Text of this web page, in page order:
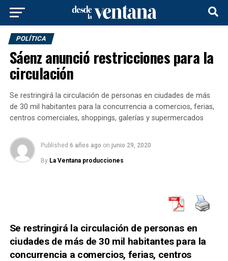
POLÍTICA
Sáenz anunció restricciones para la
circulación
Se restringirá la circulación de personas en ciudades de más
de 30 mil habitantes para la concurrencia a comercios, ferias,
centros comerciales, shoppings, galerías y supermercados
Published 6 años ago on junio 29, 2020
By La Ventana producciones
Se restringirá la circulación de personas en
ciudades de más de 30 mil habitantes para la
concurrencia a comercios, ferias, centros